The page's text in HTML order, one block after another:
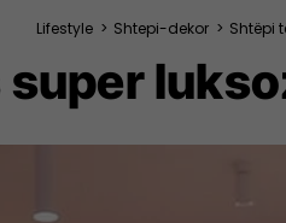
Lifestyle > Shtepi-dekor > Shtëpi